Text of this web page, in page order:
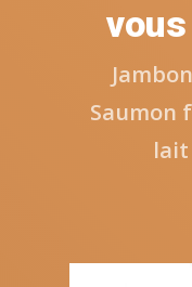
Saumon
lait